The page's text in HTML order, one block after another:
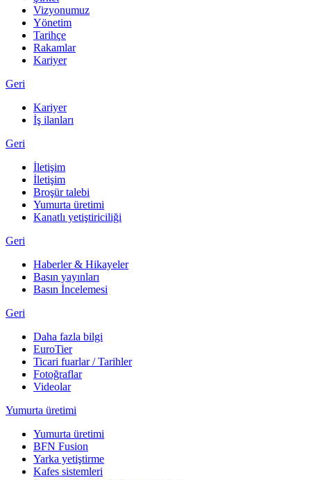
Vizyonumuz
Yönetim
Tarihçe
Rakamlar
Kariyer
Geri
Kariyer
İş ilanları
Geri
İletişim
İletişim
Broşür talebi
Yumurta üretimi
Kanatlı yetiştiriciliği
Geri
Haberler & Hikayeler
Basın yayınları
Basın İncelemesi
Geri
Daha fazla bilgi
EuroTier
Ticari fuarlar / Tarihler
Fotoğraflar
Videolar
Yumurta üretimi
Yumurta üretimi
BFN Fusion
Yarka yetiştirme
Kafes sistemleri